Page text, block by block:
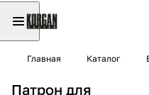
Главная Каталог
Патрон для